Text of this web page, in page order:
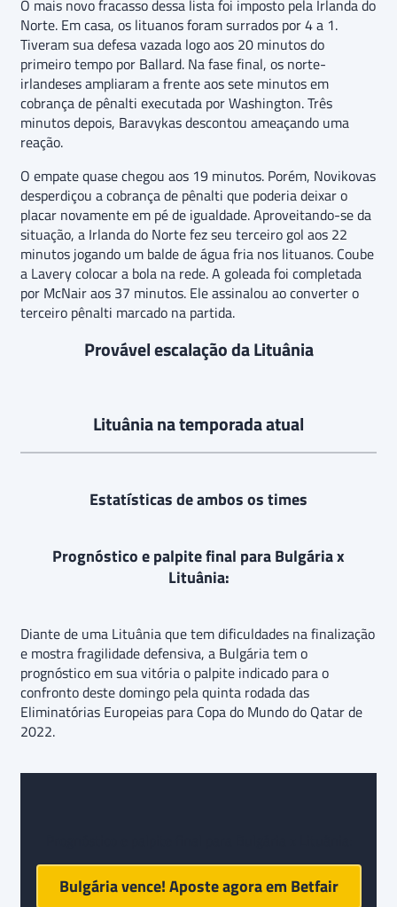
O mais novo fracasso dessa lista foi imposto pela Irlanda do
Norte. Em casa, os lituanos foram surrados por 4 a 1.
Tiveram sua defesa vazada logo aos 20 minutos do
primeiro tempo por Ballard. Na fase final, os norte-
irlandeses ampliaram a frente aos sete minutos em
cobrança de pênalti executada por Washington. Três
minutos depois, Baravykas descontou ameaçando uma
reação.
O empate quase chegou aos 19 minutos. Porém, Novikovas
desperdiçou a cobrança de pênalti que poderia deixar o
placar novamente em pé de igualdade. Aproveitando-se da
situação, a Irlanda do Norte fez seu terceiro gol aos 22
minutos jogando um balde de água fria nos lituanos. Coube
a Lavery colocar a bola na rede. A goleada foi completada
por McNair aos 37 minutos. Ele assinalou ao converter o
terceiro pênalti marcado na partida.
Provável escalação da Lituânia
Lituânia na temporada atual
Estatísticas de ambos os times
Prognóstico e palpite final para Bulgária x
Lituânia:
Diante de uma Lituânia que tem dificuldades na finalização
e mostra fragilidade defensiva, a Bulgária tem o
prognóstico em sua vitória o palpite indicado para o
confronto deste domingo pela quinta rodada das
Eliminatórias Europeias para Copa do Mundo do Qatar de
2022.
Bulgária vence! Aposte agora em Betfair